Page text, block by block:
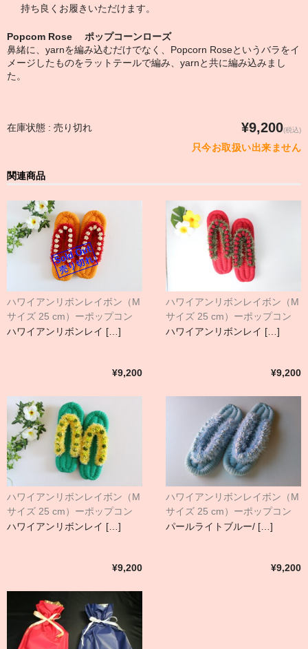
持ち良くお履きいただけます。
Popcom Rose ポップコーンローズ
鼻緒に、yarnを編み込むだけでなく、Popcorn Roseというバラをイ
メージしたものをラットテールで編み、yarnと共に編み込みまし
た。
在庫状態 : 売り切れ ¥9,200(税込)
只今お取扱い出来ません
関連商品
ハワイアンリボンレイボン（M
サイズ 25 cm）ーポップコン
－ンローズ
ハワイアンリボンレイ […]
¥9,200
ハワイアンリボンレイボン（M
サイズ 25 cm）ーポップコン
－ンローズ
ハワイアンリボンレイ […]
¥9,200
ハワイアンリボンレイボン（M
サイズ 25 cm）ーポップコン
－ンローズ
ハワイアンリボンレイ […]
¥9,200
ハワイアンリボンレイボン（M
サイズ 25 cm）ーポップコン
－ンローズ
パールライトブルー/ […]
¥9,200